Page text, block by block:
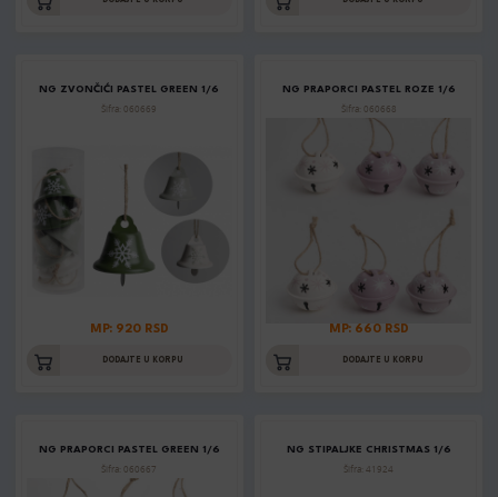
NG ZVONČIĆI PASTEL GREEN 1/6
Šifra: 060669
MP: 920 RSD
DODAJTE U KORPU
NG PRAPORCI PASTEL ROZE 1/6
Šifra: 060668
MP: 660 RSD
DODAJTE U KORPU
NG PRAPORCI PASTEL GREEN 1/6
Šifra: 060667
NG STIPALJKE CHRISTMAS 1/6
Šifra: 41924